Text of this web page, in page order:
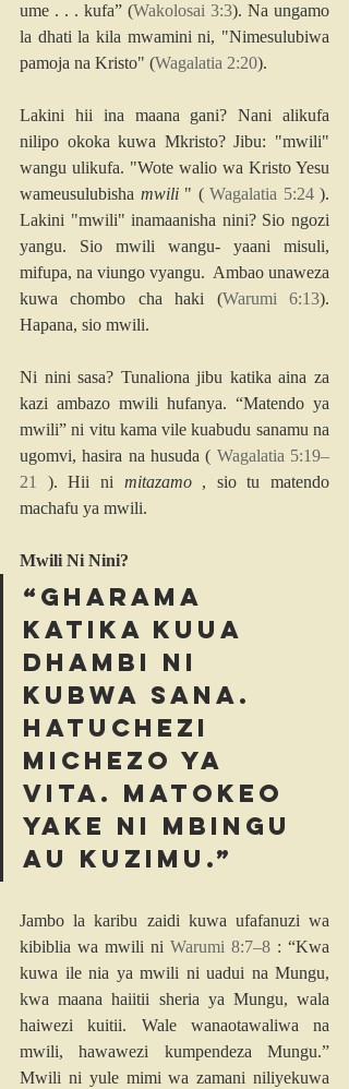
ume . . . kufa” (Wakolosai 3:3). Na ungamo
la dhati la kila mwamini ni, "Nimesulubiwa
pamoja na Kristo" (Wagalatia 2:20).
Lakini hii ina maana gani? Nani alikufa
nilipo okoka kuwa Mkristo? Jibu: "mwili"
wangu ulikufa. "Wote walio wa Kristo Yesu
wameusulubisha mwili " ( Wagalatia 5:24 ).
Lakini "mwili" inamaanisha nini? Sio ngozi
yangu. Sio mwili wangu- yaani misuli,
mifupa, na viungo vyangu.  Ambao unaweza
kuwa chombo cha haki (Warumi 6:13).
Hapana, sio mwili.
Ni nini sasa? Tunaliona jibu katika aina za
kazi ambazo mwili hufanya. “Matendo ya
mwili” ni vitu kama vile kuabudu sanamu na
ugomvi, hasira na husuda ( Wagalatia 5:19–
21
). Hii ni mitazamo , sio tu matendo
machafu ya mwili.
Mwili Ni Nini?
“Gharama
katika kuua
dhambi ni
kubwa sana.
Hatuchezi
michezo ya
vita. Matokeo
yake ni mbingU
au kuzimu.”
Jambo la karibu zaidi kuwa ufafanuzi wa
kibiblia wa mwili ni Warumi 8:7–8 : “Kwa
kuwa ile nia ya mwili ni uadui na Mungu,
kwa maana haiitii sheria ya Mungu, wala
haiwezi kuitii. Wale wanaotawaliwa na
mwili, hawawezi kumpendeza Mungu.”
Mwili ni yule mimi wa zamani niliyekuwa